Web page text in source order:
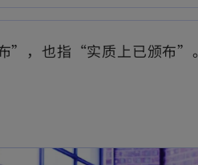
”，也指“实质上已颁布”。